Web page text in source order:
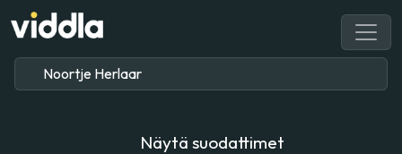
Näytä suodattimet